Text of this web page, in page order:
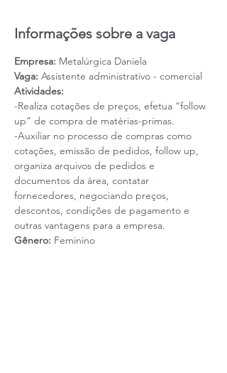
Informações sobre a vaga
Empresa: Metalúrgica Daniela
Vaga: Assistente administrativo - comercial
Atividades:
-Realiza cotações de preços, efetua “follow
up” de compra de matérias-primas.
-Auxiliar no processo de compras como
cotações, emissão de pedidos, follow up,
organiza arquivos de pedidos e
documentos da área, contatar
fornecedores, negociando preços,
descontos, condições de pagamento e
outras vantagens para a empresa.
Gênero: Feminino